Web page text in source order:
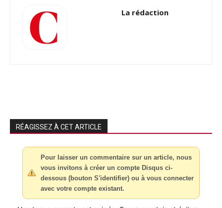
La rédaction
RÉAGISSEZ À CET ARTICLE
Pour laisser un commentaire sur un article, nous
vous invitons à créer un compte Disqus ci-
dessous (bouton S'identifier) ou à vous connecter
avec votre compte existant.